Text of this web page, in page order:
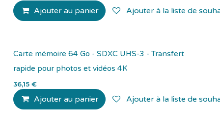
Ajouter au panier Ajouter à la liste de
Carte mémoire 64 Go - SDXC UHS-3 - Transfert
rapide pour photos et vidéos 4K
36,15 €
Ajouter au panier Ajouter à la liste de